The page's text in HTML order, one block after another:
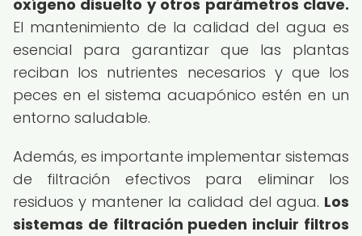
oxígeno disuelto y otros parámetros clave.
El mantenimiento de la calidad del agua es
esencial para garantizar que las plantas
reciban los nutrientes necesarios y que los
peces en el sistema acuapónico estén en un
entorno saludable.
Además, es importante implementar sistemas
de filtración efectivos para eliminar los
residuos y mantener la calidad del agua. Los
sistemas de filtración pueden incluir filtros